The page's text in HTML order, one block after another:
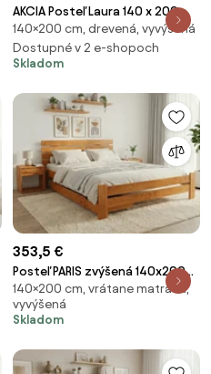
AKCIA Posteľ Laura 140 x 200
cm, dub II. akosť Rošt: Bez
roštu, Matrac: Bez matraca
140×200 cm, drevená, vyvýšená
Dostupné v 2 e-shopoch
Skladom
353,5 €
Posteľ PARIS zvýšená 140x200
cm, jelša Rošt: S latkovým
roštom, Matrac: Matrac
SOMMERA 18 cm
140×200 cm, vrátane matraca,
vyvýšená
Skladom